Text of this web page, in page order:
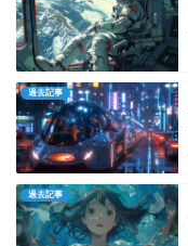
過去記事
過去記事